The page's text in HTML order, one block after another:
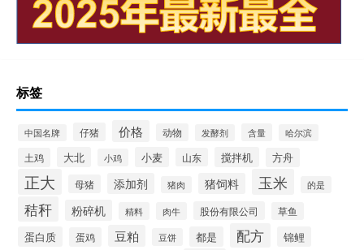
标签
中国名牌 仔猪 价格 动物 发酵剂 含量 哈尔滨
土鸡 大北 小鸡 小麦 山东 搅拌机 方舟
正大 母猪 添加剂 猪肉 猪饲料 玉米 的是
秸秆 粉碎机 精料 肉牛 股份有限公司 草鱼
蛋白质 蛋鸡 豆粕 豆饼 都是 配方 锦鲤